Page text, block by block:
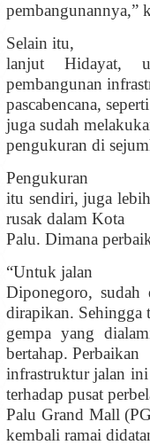
pembangunannya,”
Selain itu,
lanjut Hidayat,
pembangunan
pascabencana,
juga sudah
pengukuran di
Pengukuran
itu sendiri, juga
rusak dalam Kota
Palu. Dimana
“Untuk jalan
Diponegoro, sudah
dirapikan. Sehingga
gempa yang
bertahap. Perbaikan
infrastruktur jalan
terhadap pusat
Palu Grand Mall
kembali ramai